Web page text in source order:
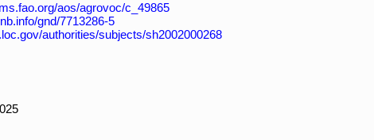
aos/agrovoc/c_49865
gnd/7713286-5
authorities/subjects/sh2002000268